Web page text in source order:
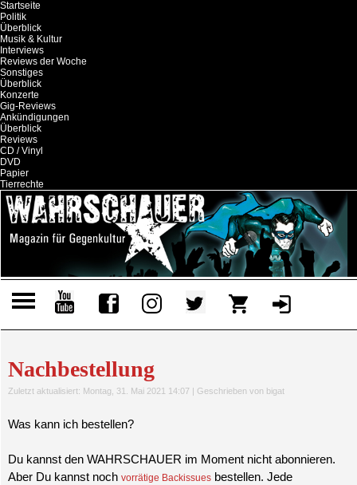
Startseite
Politik
Überblick
Musik & Kultur
Interviews
Reviews der Woche
Sonstiges
Überblick
Konzerte
Gig-Reviews
Ankündigungen
Überblick
Reviews
CD / Vinyl
DVD
Papier
Tierrechte
Nachbestellung
Zuletzt aktualisiert: Montag, 31. Mai 2021 14:07| Geschrieben von bigat
Was kann ich bestellen?
Du kannst den WAHRSCHAUER im Moment nicht abonnieren.
Aber Du kannst noch vorrätige Backissuesbestellen. Jede